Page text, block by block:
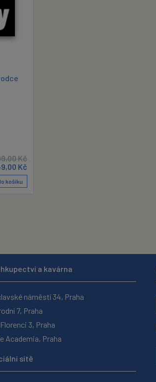
Kč
Kč
košíku
a kavárna
náměstí 34, Praha
7, Praha
3, Praha
Academia, Praha
sítě